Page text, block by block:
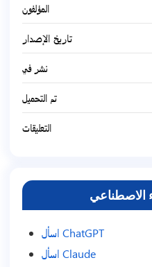
المؤلفون
تاريخ الإصدار
نشر في
تم التحميل
التعليقات
الاصطناعي
اسأل ChatGPT
اسأل Claude